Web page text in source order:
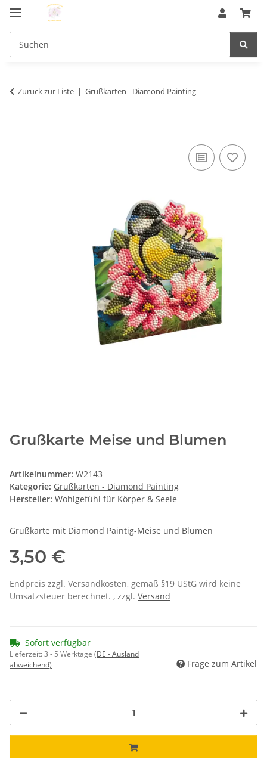
Zurück zur Liste Grußkarten - Diamond Painting
Grußkarte Meise und Blumen
Artikelnummer: W2143
Kategorie: Grußkarten - Diamond Painting
Hersteller: Wohlgefühl für Körper & Seele
Grußkarte mit Diamond Paintig-Meise und Blumen
3,50 €
Endpreis zzgl. Versandkosten, gemäß §19 UStG wird keine
Umsatzsteuer berechnet. , zzgl. Versand
Sofort verfügbar
Lieferzeit:3 - 5 Werktage (DE - Ausland
abweichend)
Frage zum Artikel